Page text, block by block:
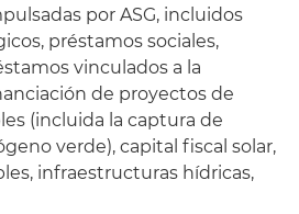
por ASG, incluidos
préstamos sociales,
vinculados a la
de proyectos de
(incluida la captura de
verde), capital fiscal solar,
infraestructuras hídricas,